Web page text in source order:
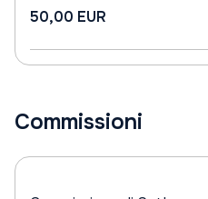
50,00 EUR
Commissioni